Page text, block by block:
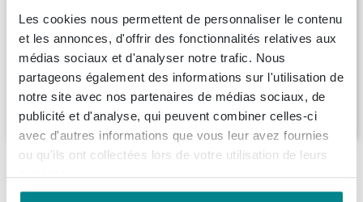
Les cookies nous permettent de personnaliser le contenu
et les annonces, d'offrir des fonctionnalités relatives aux
médias sociaux et d'analyser notre trafic. Nous
partageons également des informations sur l'utilisation de
notre site avec nos partenaires de médias sociaux, de
publicité et d'analyse, qui peuvent combiner celles-ci
avec d'autres informations que vous leur avez fournies
ou qu'ils ont collectées lors de votre utilisation de leurs
services.
poignée rapportée avec 1 porte ouverture
à droite blanc mat
Livraison:7 - 8 semaines
169,
Ce que nos clients achètent avec ce produit